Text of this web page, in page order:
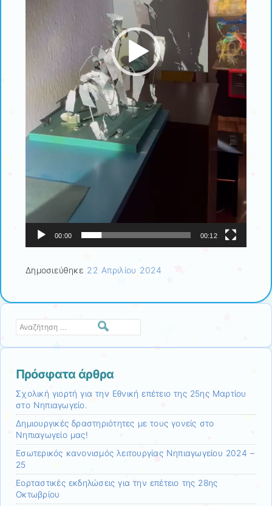
00:00 00:12
Δημοσιεύθηκε 22 Απριλίου 2024
Αναζήτηση
Πρόσφατα άρθρα
Σχολική γιορτή για την Εθνική επέτειο της 25ης Μαρτίου
στο Νηπιαγωγείο.
Δημιουργικές δραστηριότητες με τους γονείς στο
Νηπιαγωγείο μας!
Εσωτερικός κανονισμός λειτουργίας Νηπιαγωγείου 2024 –
25
Εορταστικές εκδηλώσεις για την επέτειο της 28ης
Οκτωβρίου